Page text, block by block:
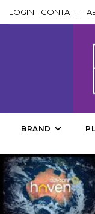
LOGIN - CONTATTI -
BRAND